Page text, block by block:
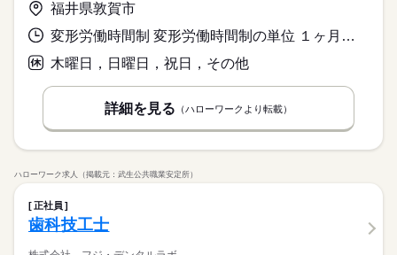
福井県敦賀市
変形労働時間制 変形労働時間制の単位 １ヶ月単位 就業時間１ 8時30分〜13時00分 就業時間２ 14時30分〜18時30分 就業時間に関する特記事項 （１）月・火・水・金・土
木曜日，日曜日，祝日，その他
詳細を見る （ハローワークより転載）
ハローワーク求人（掲載元：武生公共職業安定所）
正社員
歯科技工士